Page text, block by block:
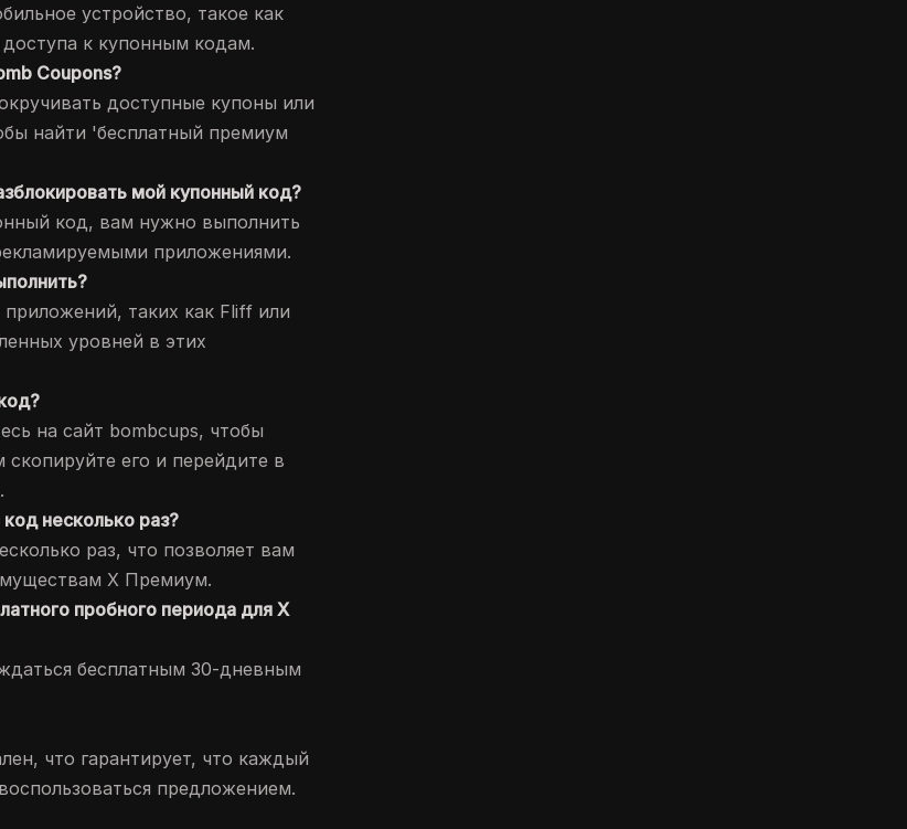
устройство, такое как
к купонным кодам.
Coupons?
доступные купоны или
найти 'бесплатный премиум
мой купонный код?
код, вам нужно выполнить
приложениями.
приложений, таких как Fliff или
уровней в этих
на сайт bombcups, чтобы
его и перейдите в
несколько раз?
раз, что позволяет вам
X Премиум.
пробного периода для X
бесплатным 30-дневным
что гарантирует, что каждый
предложением.